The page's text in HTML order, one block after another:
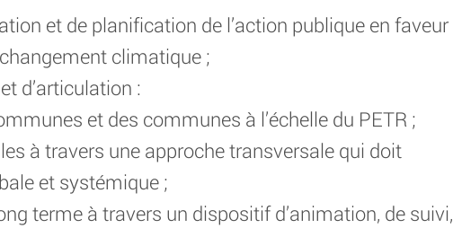
et de planification de l’action publique en faveur
climatique ;
d’articulation :
et des communes à l’échelle du PETR ;
à travers une approche transversale qui doit
et systémique ;
terme à travers un dispositif d’animation, de suivi,